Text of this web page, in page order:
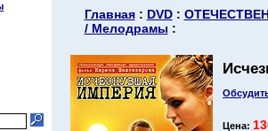
Главная: DVD:
/ Мелодрамы :
Цена: